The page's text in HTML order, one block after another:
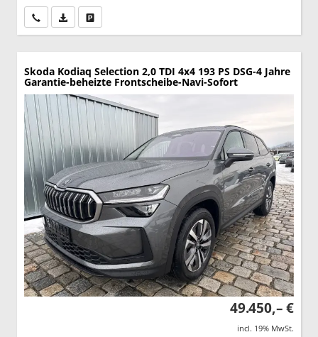
Wir rufen Sie anPDF-Datei, Fahrzeugexposé drucken
Skoda Kodiaq Selection 2,0 TDI 4x4 193 PS DSG-4 Jahre
Garantie-beheizte Frontscheibe-Navi-Sofort
49.450,– €
incl. 19% MwSt.